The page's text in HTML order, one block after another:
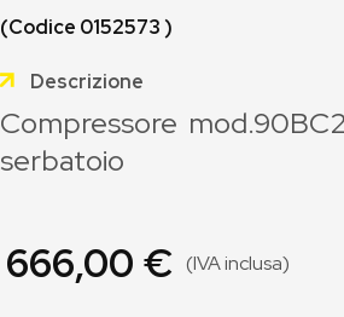
(Codice 0152573 )
Descrizione
Compressore
serbatoio
666,00 € (IVA inclusa)